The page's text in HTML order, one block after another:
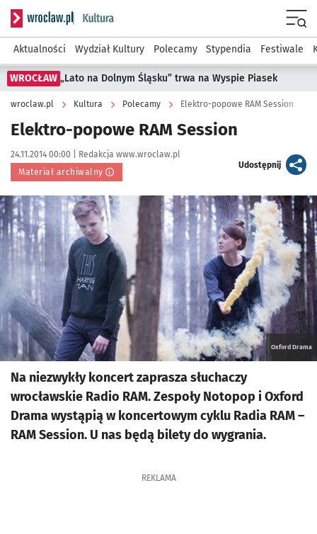
Serwis informacyjny wroclaw.pl podserwis: Kultura
Aktualności Wydział Kultury Polecamy Stypendia Festiwale
WROCŁAW „Lato na Dolnym Śląsku” trwa na Wyspie Piasek
wroclaw.pl Kultura Polecamy Elektro-popowe RAM Session
Elektro-popowe RAM Session
Data publikacji:
24.11.2014 00:00 | Autor:
Redakcja www.wroclaw.pl
Materiał archiwalny
Udostępnijartykuł
Kliknij, aby powiększyć
Oxford Drama
Na niezwykły koncert zaprasza słuchaczy
wrocławskie Radio RAM. Zespoły Notopop i Oxford
Drama wystąpią w koncertowym cyklu Radia RAM –
RAM Session. U nas będą bilety do wygrania.
REKLAMA